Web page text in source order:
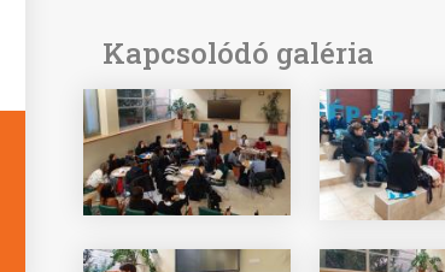
Kapcsolódó galéria